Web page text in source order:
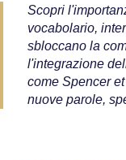
Scopri
vocabolario,
sbloccano la
l'integrazione
come Spencer
nuove parole,